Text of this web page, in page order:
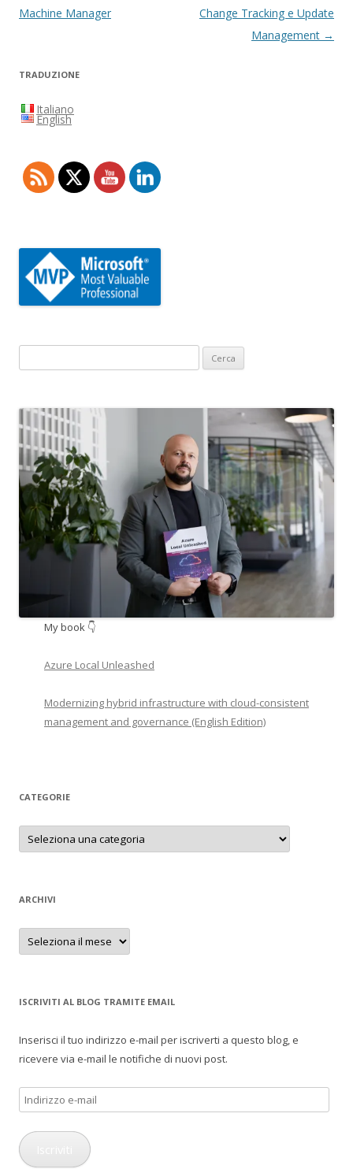
Machine Manager
Change Tracking e Update
Management →
TRADUZIONE
Italiano
English
per:
My book 👇
Azure Local Unleashed
Modernizing hybrid infrastructure with cloud-consistent
management and governance (English Edition)
CATEGORIE
Categorie
ARCHIVI
Archivi
ISCRIVITI AL BLOG TRAMITE EMAIL
Inserisci il tuo indirizzo e-mail per iscriverti a questo blog, e
ricevere via e-mail le notifiche di nuovi post.
Indirizzo
e-
mail